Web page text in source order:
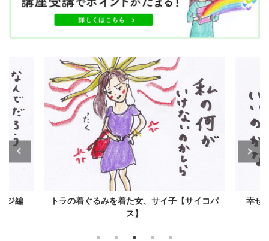
ジ編
トラの着ぐるみを着た女、サイ子【サイコパ
ス】
幸せ